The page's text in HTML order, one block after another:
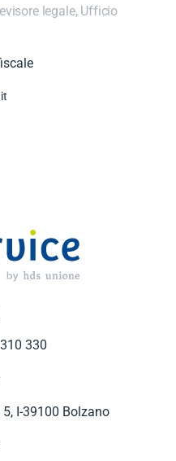
legale, Ufficio
330
I-39100 Bolzano